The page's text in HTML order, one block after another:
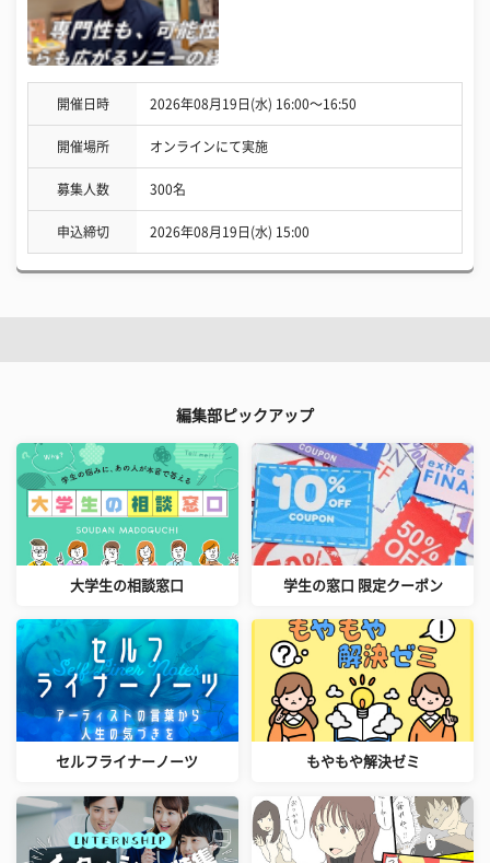
開催日時 2026年08月19日(水) 16:00〜16:50
開催場所 オンラインにて実施
募集人数 300名
申込締切 2026年08月19日(水) 15:00
編集部ピックアップ
大学生の相談窓口 学生の窓口 限定クーポン
セルフライナーノーツ もやもや解決ゼミ